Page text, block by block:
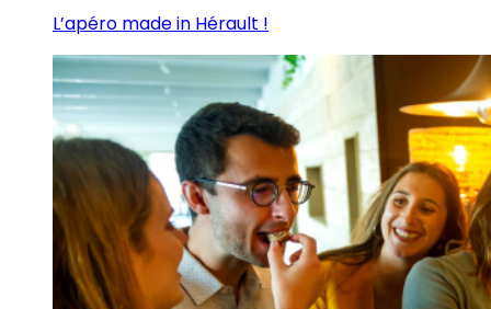
L’apéro made in Hérault !